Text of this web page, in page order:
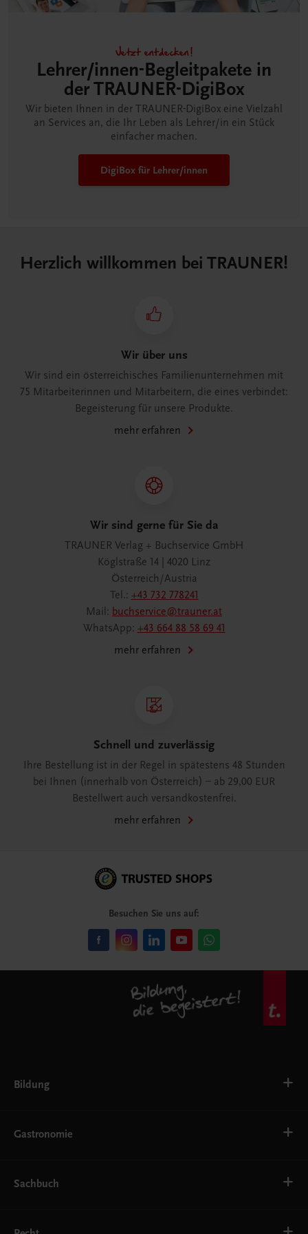
Jetzt entdecken!
Lehrer/innen-Begleitpakete in
der TRAUNER-DigiBox
Wir bieten Ihnen in der TRAUNER-DigiBox eine Vielzahl
an Services an, die Ihr Leben als Lehrer/in ein Stück
einfacher machen.
DigiBox für Lehrer/innen
Herzlich willkommen bei TRAUNER!
Wir über uns
Wir sind ein österreichisches Familienunternehmen mit
75 Mitarbeiterinnen und Mitarbeitern, die eines verbindet:
Begeisterung für unsere Produkte.
mehr erfahren
Wir sind gerne für Sie da
TRAUNER Verlag + Buchservice GmbH
Köglstraße 14 | 4020 Linz
Österreich/Austria
Tel.: +43 732 778241
Mail: buchservice@trauner.at
WhatsApp: +43 664 88 58 69 41
mehr erfahren
Schnell und zuverlässig
Ihre Bestellung ist in der Regel in spätestens 48 Stunden
bei Ihnen (innerhalb von Österreich) – ab 29,00 EUR
Bestellwert auch versandkostenfrei.
mehr erfahren
Besuchen Sie uns auf:
Bildung
AHS
EWF/ZWF
FW
Gastronomie
Getränke
Service
Sachbuch